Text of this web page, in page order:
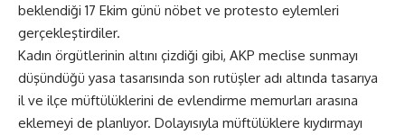
beklendiği 17 Ekim günü nöbet ve protesto eylemleri
gerçekleştirdiler.
Kadın örgütlerinin altını çizdiği gibi, AKP meclise sunmayı
düşündüğü yasa tasarısında son rutüşler adı altında tasarıya
il ve ilçe müftülüklerini de evlendirme memurları arasına
eklemeyi de planlıyor. Dolayısıyla müftülüklere kıydırmayı